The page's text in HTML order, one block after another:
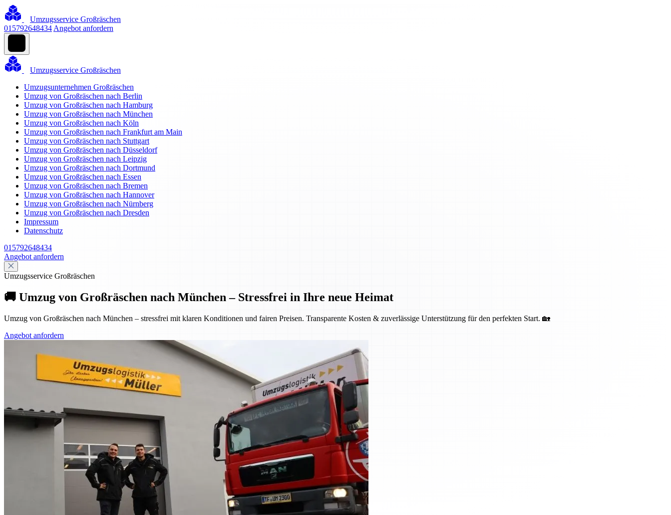
Umzugsservice Großräschen
015792648434 Angebot anfordern
Umzugsservice Großräschen
Umzugsunternehmen Großräschen
Umzug von Großräschen nach Berlin
Umzug von Großräschen nach Hamburg
Umzug von Großräschen nach München
Umzug von Großräschen nach Köln
Umzug von Großräschen nach Frankfurt am Main
Umzug von Großräschen nach Stuttgart
Umzug von Großräschen nach Düsseldorf
Umzug von Großräschen nach Leipzig
Umzug von Großräschen nach Dortmund
Umzug von Großräschen nach Essen
Umzug von Großräschen nach Bremen
Umzug von Großräschen nach Hannover
Umzug von Großräschen nach Nürnberg
Umzug von Großräschen nach Dresden
Impressum
Datenschutz
015792648434
Angebot anfordern
Umzugsservice Großräschen
🚚 Umzug von Großräschen nach München – Stressfrei in Ihre neue Heimat
Umzug von Großräschen nach München – stressfrei mit klaren Konditionen und fairen Preisen. Transparente Kosten & zuverlässige Unterstützung für den perfekten Start. 🏡
Angebot anfordern